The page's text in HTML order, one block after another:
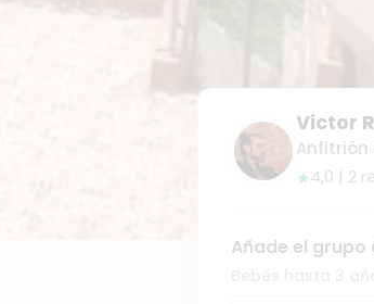
Victor R
Anfitrión
★4,0 | 2
Añade el grupo